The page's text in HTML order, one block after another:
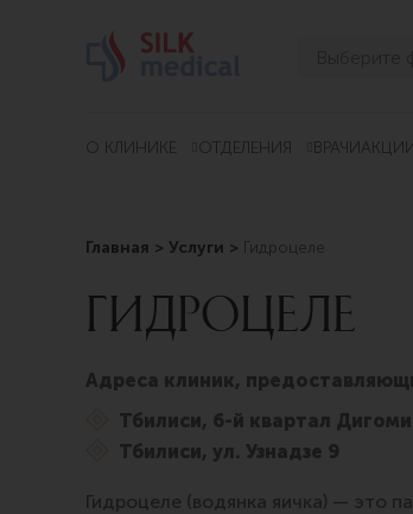
содержимому
Тбилиси,
Батуми,
О КЛИНИКЕ ОТДЕЛЕНИЯ ВРАЧИ
Главная > Услуги > Гидроцеле
ГИДРОЦЕЛЕ
Адреса клиник,
Тбилиси, 6-й квартал Дигоми
Тбилиси, ул. Узнадзе 9
Гидроцеле (водянка яичка) — это